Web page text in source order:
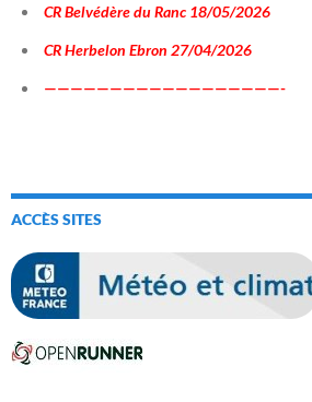
CR Belvédère du Ranc 18/05/2026
CR Herbelon Ebron 27/04/2026
——————————————————-
ACCÈS SITES